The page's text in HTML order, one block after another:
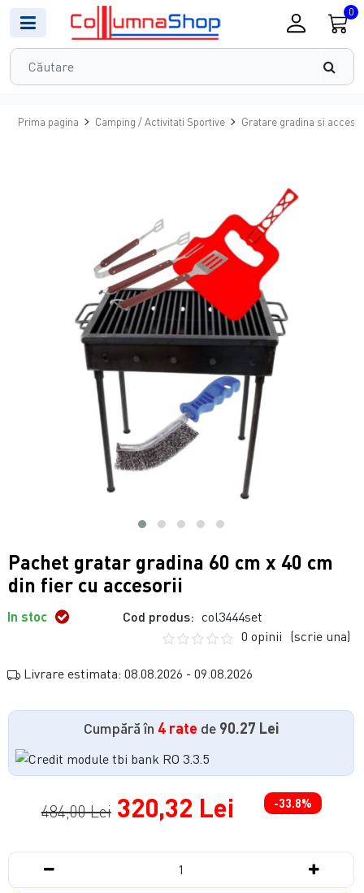
0
Prima pagina Camping / Activitati Sportive Gratare gradina si
Pachet gratar gradina 60 cm x 40 cm
din fier cu accesorii
In stoc Cod produs: col3444set
0 opinii (scrie una)
Livrare estimata: 08.08.2026 - 09.08.2026
Cumpără în 4 rate de 90.27 Lei
484,00 Lei 320,32 Lei -33.8%